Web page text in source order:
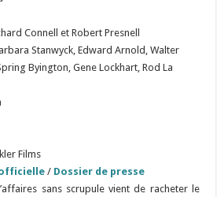
Connell et Robert Presnell
Stanwyck, Edward Arnold, Walter
Byington, Gene Lockhart, Rod La
Films
/ Dossier de presse
sans scrupule vient de racheter le